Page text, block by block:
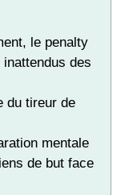
le penalty
des
du tireur de
mentale
de but face